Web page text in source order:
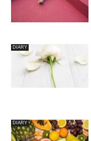
DIARY
DIARY